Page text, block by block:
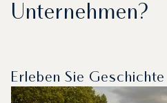
Unternehmen?
Erleben Sie Geschichte